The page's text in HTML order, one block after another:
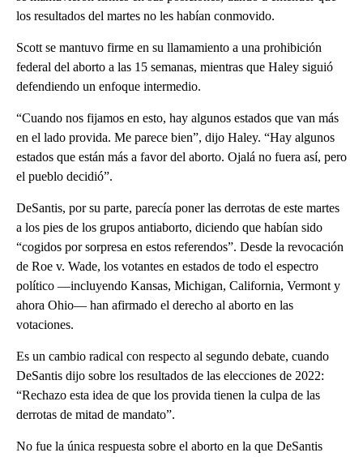
los resultados del martes no les habían conmovido.
Scott se mantuvo firme en su llamamiento a una prohibición
federal del aborto a las 15 semanas, mientras que Haley siguió
defendiendo un enfoque intermedio.
“Cuando nos fijamos en esto, hay algunos estados que van más
en el lado provida. Me parece bien”, dijo Haley. “Hay algunos
estados que están más a favor del aborto. Ojalá no fuera así, pero
el pueblo decidió”.
DeSantis, por su parte, parecía poner las derrotas de este martes
a los pies de los grupos antiaborto, diciendo que habían sido
“cogidos por sorpresa en estos referendos”. Desde la revocación
de Roe v. Wade, los votantes en estados de todo el espectro
político —incluyendo Kansas, Michigan, California, Vermont y
ahora Ohio— han afirmado el derecho al aborto en las
votaciones.
Es un cambio radical con respecto al segundo debate, cuando
DeSantis dijo sobre los resultados de las elecciones de 2022:
“Rechazo esta idea de que los provida tienen la culpa de las
derrotas de mitad de mandato”.
No fue la única respuesta sobre el aborto en la que DeSantis